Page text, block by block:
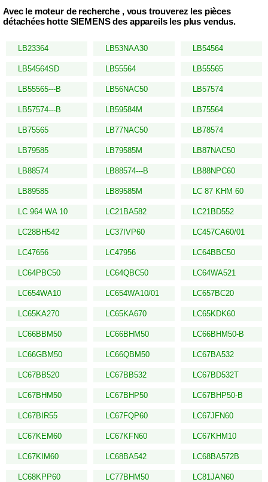
Avec le moteur de recherche , vous trouverez les pièces
détachées hotte SIEMENS des appareils les plus vendus.
LB23364 LB53NAA30 LB54564
LB54564SD LB55564 LB55565
LB55565---B LB56NAC50 LB57574
LB57574---B LB59584M LB75564
LB75565 LB77NAC50 LB78574
LB79585 LB79585M LB87NAC50
LB88574 LB88574---B LB88NPC60
LB89585 LB89585M LC 87 KHM 60
LC 964 WA 10 LC21BA582 LC21BD552
LC28BH542 LC37IVP60 LC457CA60/01
LC47656 LC47956 LC64BBC50
LC64PBC50 LC64QBC50 LC64WA521
LC654WA10 LC654WA10/01 LC657BC20
LC65KA270 LC65KA670 LC65KDK60
LC66BBM50 LC66BHM50 LC66BHM50-B
LC66GBM50 LC66QBM50 LC67BA532
LC67BB520 LC67BB532 LC67BD532T
LC67BHM50 LC67BHP50 LC67BHP50-B
LC67BIR55 LC67FQP60 LC67JFN60
LC67KEM60 LC67KFN60 LC67KHM10
LC67KIM60 LC68BA542 LC68BA572B
LC68KPP60 LC77BHM50 LC81JAN60